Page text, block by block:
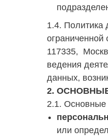
1.4. Политика
117335,
ведения
данных,
2.
2.1. Основные
или